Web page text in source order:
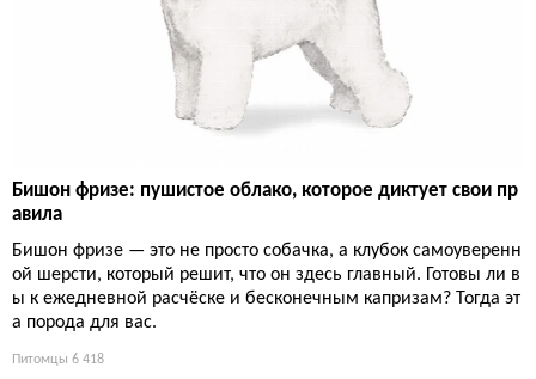
Бишон фризе: пушистое облако, которое диктует свои пр
авила
Бишон фризе — это не просто собачка, а клубок самоуверенн
ой шерсти, который решит, что он здесь главный. Готовы ли в
ы к ежедневной расчёске и бесконечным капризам? Тогда эт
а порода для вас.
Питомцы 6 418